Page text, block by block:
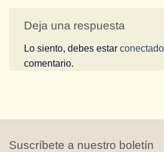
Deja una respuesta
Lo siento, debes estar conectado
comentario.
Suscríbete a nuestro boletín